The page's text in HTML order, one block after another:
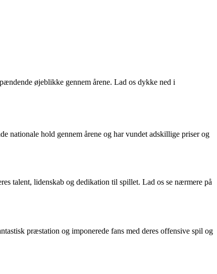
øjeblikke gennem årene. Lad os dykke ned i
nationale hold gennem årene og har vundet adskillige priser og
talent, lidenskab og dedikation til spillet. Lad os se nærmere på
præstation og imponerede fans med deres offensive spil og